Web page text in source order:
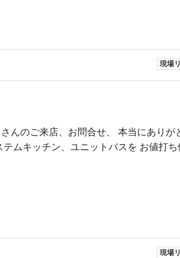
現場
んのご来店、お問合せ、 本当にありが
ムキッチン、ユニットバスを お値打
現場